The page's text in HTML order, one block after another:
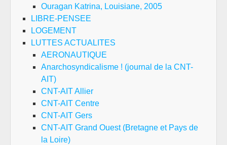
Ouragan Katrina, Louisiane, 2005
LIBRE-PENSEE
LOGEMENT
LUTTES ACTUALITES
AERONAUTIQUE
Anarchosyndicalisme ! (journal de la CNT-
AIT)
CNT-AIT Allier
CNT-AIT Centre
CNT-AIT Gers
CNT-AIT Grand Ouest (Bretagne et Pays de
la Loire)